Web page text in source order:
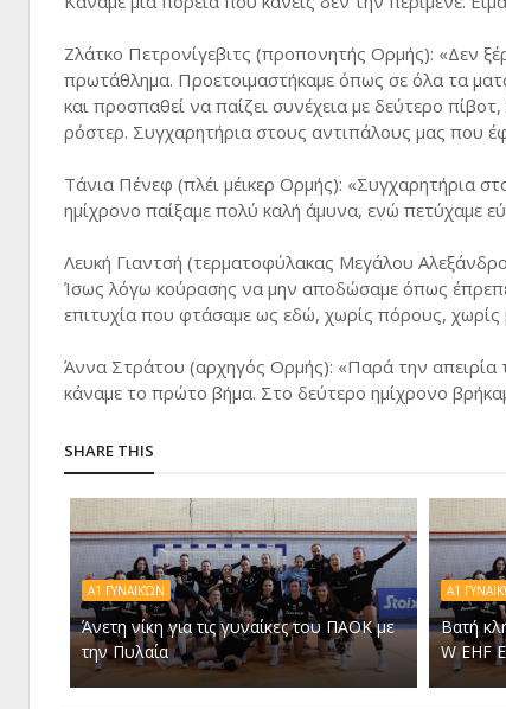
Ζλάτκο Πετρονίγεβιτς (προπονητής Ορμής): «Δεν
πρωτάθλημα. Προετοιμαστήκαμε όπως σε όλα τα
και προσπαθεί να παίζει συνέχεια με δεύτερο
ρόστερ. Συγχαρητήρια στους αντιπάλους μας που
Τάνια Πένεφ (πλέι μέικερ Ορμής): «Συγχαρητήρια
ημίχρονο παίξαμε πολύ καλή άμυνα, ενώ πετύχαμε
Λευκή Γιαντσή (τερματοφύλακας Μεγάλου
Ίσως λόγω κούρασης να μην αποδώσαμε όπως
επιτυχία που φτάσαμε ως εδώ, χωρίς πόρους,
Άννα Στράτου (αρχηγός Ορμής): «Παρά την απειρία
κάναμε το πρώτο βήμα. Στο δεύτερο ημίχρονο
SHARE THIS
Α1 ΓΥΝΑΙΚΏΝ
Άνετη νίκη για τις γυναίκες του ΠΑΟΚ με
την Πυλαία
Α1
Βατή
W EHF